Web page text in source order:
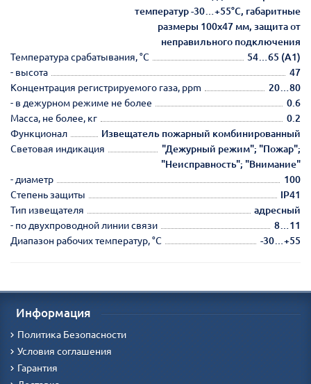
температур -30…+55°С, габаритные
размеры 100х47 мм, защита от
неправильного подключения
Температура срабатывания, °С
54…65 (А1)
- высота
47
Концентрация регистрируемого газа, ppm
20…80
- в дежурном режиме не более
0.6
Масса, не более, кг
0.2
Функционал
Извещатель пожарный комбинированный
Световая индикация
"Дежурный режим"; "Пожар";
"Неисправность"; "Внимание"
- диаметр
100
Степень защиты
IP41
Тип извещателя
адресный
- по двухпроводной линии связи
8…11
Диапазон рабочих температур, °С
-30…+55
Информация
Политика Безопасности
Условия соглашения
Гарантия